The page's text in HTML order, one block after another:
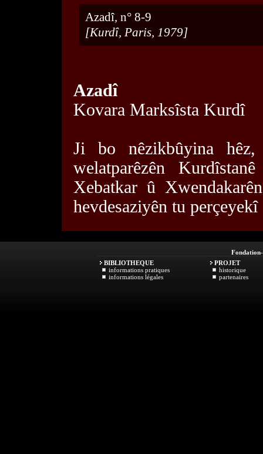
Azadî, n° 8-9
[Kurdî, Paris, 1979]
Azadî
Kovara Marksîsta Kurdî
Ji bo nêzikbûyina
welatparêzên
Xebatkar û
hevdesaziyên tu
Fondation
BIBLIOTHEQUE
informations pratiques
informations légales
PROJET
historique
partenaires